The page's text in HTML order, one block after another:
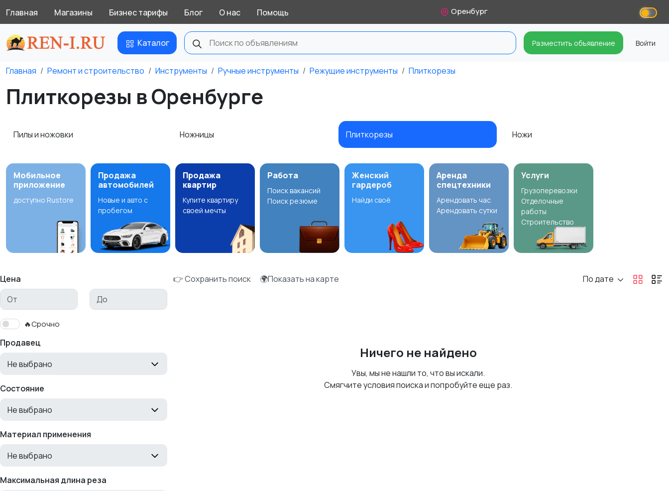
Главная Магазины Бизнес тарифы Блог О нас Помощь Оренбург
Каталог Разместить объявление Войти
Главная Ремонт и строительство Инструменты Ручные инструменты Режущие инструменты Плиткорезы
Плиткорезы в Оренбурге
Пилы и ножовки Ножницы Плиткорезы Ножи
Мобильное
приложение
доступно Rustore
Продажа
автомобилей
Новые и авто с
пробегом
Продажа
квартир
Купите квартиру
своей мечты
Работа
Поиск вакансий
Поиск резюме
Женский
гардероб
Найди своё
Аренда
спецтехники
Арендовать час
Арендовать сутки
Услуги
Грузоперевозки
Отделочные
работы
Строительство
Цена
🔥Срочно
Продавец
Не выбрано
Состояние
Не выбрано
Материал применения
Не выбрано
Максимальная длина реза
👉 Сохранить поиск 🌍Показать на карте По дате
Ничего не найдено
Увы, мы не нашли то, что вы искали.
Смягчите условия поиска и попробуйте еще раз.